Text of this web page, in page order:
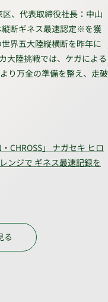
、代表取締役社長：中山
縦断ギネス最速認定※を獲
界五大陸縦横断を昨年に
大陸挑戦では、ケガによる
り万全の準備を整え、走破
CHROSS」 ナガセキ ヒロ
ンジで ギネス最速記録を
る